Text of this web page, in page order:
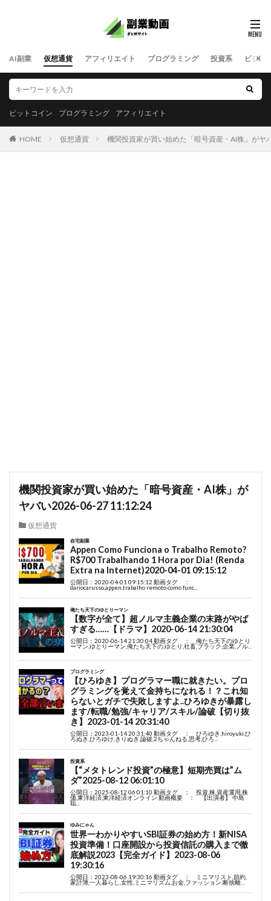
AI副業 仮想通貨 アフィリエイト プログラミング 投資系 ビジネ
ビットコイン プログラミング アフィリエイト
HOME 仮想通貨 機関投資家が買い始めた「暗号資産・AI株」がヤ
機関投資家が買い始めた「暗号資産・AI株」が
ヤバい2026-06-27 11:12:24
仮想通貨